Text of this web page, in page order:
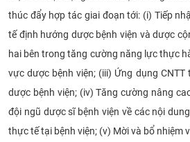
thúc đẩy hợp tác giai đoạn tới: (i) Tiếp
tế định hướng dược bệnh viện và dược
hai bên trong tăng cường năng lực thực
vực dược bệnh viện; (iii) Ứng dụng
dược bệnh viện; (iv) Tăng cường nâng
đội ngũ dược sĩ bệnh viện về các nội
thực tế tại bệnh viện; (v) Mời và bổ nhiệm